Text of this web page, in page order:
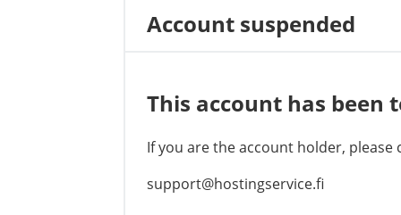
Account suspended
This account has been
If you are the account holder,
support@hostingservice.fi